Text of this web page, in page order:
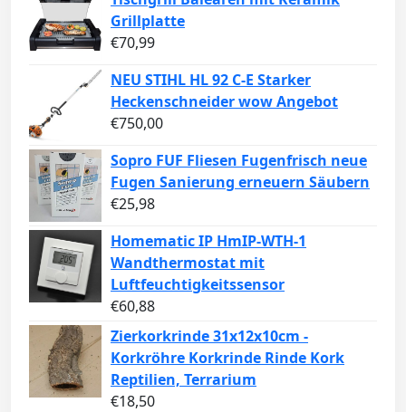
Grillplatte
€70,99
NEU STIHL HL 92 C-E Starker
Heckenschneider wow Angebot
€750,00
Sopro FUF Fliesen Fugenfrisch neue
Fugen Sanierung erneuern Säubern
€25,98
Homematic IP HmIP-WTH-1
Wandthermostat mit
Luftfeuchtigkeitssensor
€60,88
Zierkorkrinde 31x12x10cm -
Korkröhre Korkrinde Rinde Kork
Reptilien, Terrarium
€18,50